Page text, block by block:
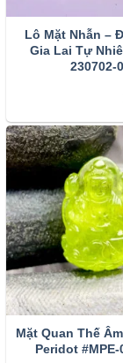
Lô Mặt Nhẫn –
Gia Lai Tự
230702-
Mặt Quan Thế
Peridot #MPE-